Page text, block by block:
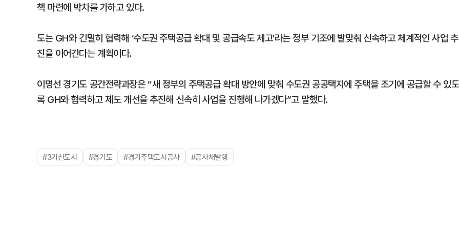
책 마련에 박차를 가하고 있다.
도는 GH와 긴밀히 협력해 ‘수도권 주택공급 확대 및 공급속도 제고’라는 정부 기조에 발맞춰 신속하고 체계적인 사업 추
진을 이어간다는 계획이다.
이명선 경기도 공간전략과장은 “새 정부의 주택공급 확대 방안에 맞춰 수도권 공공택지에 주택을 조기에 공급할 수 있도
록 GH와 협력하고 제도 개선을 추진해 신속히 사업을 진행해 나가겠다”고 말했다.
#3기신도시 #경기도 #경기주택도시공사 #공사채발행